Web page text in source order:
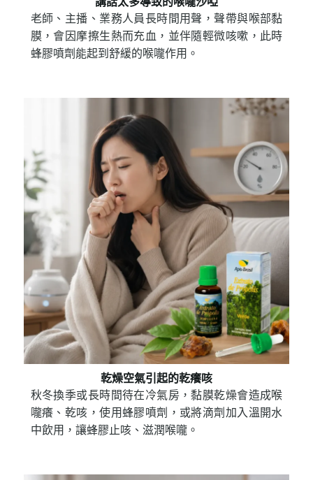
老師、主播、業務人員長時間用聲，聲帶與喉部黏
膜，會因摩擦生熱而充血，並伴隨輕微咳嗽，此時
蜂膠噴劑能起到舒緩的喉嚨作用。
乾燥空氣引起的乾癢咳
秋冬換季或長時間待在冷氣房，黏膜乾燥會造成喉
嚨癢、乾咳，使用蜂膠噴劑，或將滴劑加入溫開水
中飲用，讓蜂膠止咳、滋潤喉嚨。